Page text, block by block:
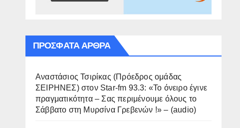
ΠΡΌΣΦΑΤΑ ΆΡΘΡΑ
Αναστάσιος Τσιρίκας (Πρόεδρος ομάδας
ΣΕΙΡΗΝΕΣ) στον Star-fm 93.3: «Το όνειρο έγινε
πραγματικότητα – Σας περιμένουμε όλους το
Σάββατο στη Μυρσίνα Γρεβενών !» – (audio)